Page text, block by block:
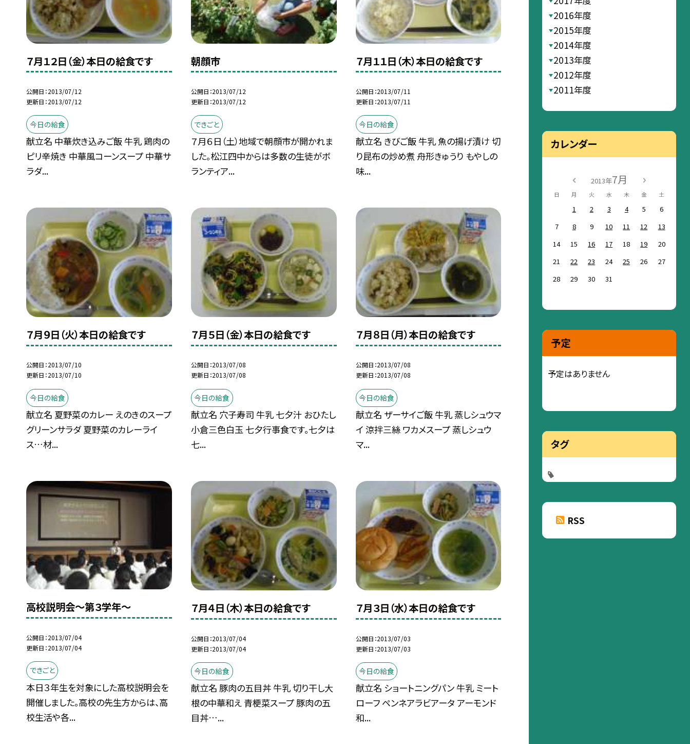
７月１２日（金）本日の給食です
公開日 2013/07/12
更新日 2013/07/12
今日の給食
献立名 中華炊き込みご飯 牛乳 鶏肉の
ピリ辛焼き 中華風コーンスープ 中華サ
ラダ...
朝顔市
公開日 2013/07/12
更新日 2013/07/12
できごと
７月６日（土）地域で朝顔市が開かれま
した。松江四中からは多数の生徒がボ
ランティア...
７月１１日（木）本日の給食です
公開日 2013/07/11
更新日 2013/07/11
今日の給食
献立名 きびご飯 牛乳 魚の揚げ漬け 切
り昆布の炒め煮 舟形きゅうり もやしの
味...
７月９日（火）本日の給食です
公開日 2013/07/10
更新日 2013/07/10
今日の給食
献立名 夏野菜のカレー えのきのスープ
グリーンサラダ 夏野菜のカレーライ
ス…材...
７月５日（金）本日の給食です
公開日 2013/07/08
更新日 2013/07/08
今日の給食
献立名 穴子寿司 牛乳 七夕汁 おひたし
小倉三色白玉 七夕行事食です。七夕は
七...
７月８日（月）本日の給食です
公開日 2013/07/08
更新日 2013/07/08
今日の給食
献立名 ザーサイご飯 牛乳 蒸しシュウマ
イ 涼拌三絲 ワカメスープ 蒸しシュウ
マ...
高校説明会〜第３学年〜
公開日 2013/07/04
更新日 2013/07/04
できごと
本日３年生を対象にした高校説明会を
開催しました。高校の先生方からは、高
校生活や各...
７月４日（木）本日の給食です
公開日 2013/07/04
更新日 2013/07/04
今日の給食
献立名 豚肉の五目丼 牛乳 切り干し大
根の中華和え 青梗菜スープ 豚肉の五
目丼…...
７月３日（水）本日の給食です
公開日 2013/07/03
更新日 2013/07/03
今日の給食
献立名 ショートニングパン 牛乳 ミート
ローフ ペンネアラビアータ アーモンド
和...
2016年度
2015年度
2014年度
2013年度
2012年度
2011年度
カレンダー
2013年7月
日 月 火 水 木 金 土
1 2 3 4 5
6
7
8 9 10 11 12
13
14
15 16 17 18 19
20
21
22 23 24 25 26
27
28
29 30 31
予定
予定はありません
タグ
RSS